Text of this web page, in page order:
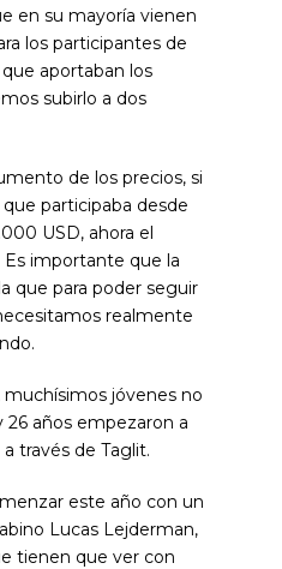
en su mayoría vienen
los participantes de
aportaban los
subirlo a dos
de los precios, si
participaba desde
USD, ahora el
importante que la
que para poder seguir
realmente
muchísimos jóvenes no
años empezaron a
través de Taglit.
este año con un
Lucas Lejderman,
tienen que ver con